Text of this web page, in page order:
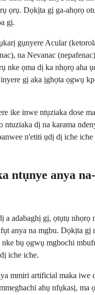
ọrụ. Dọkịta gị ga-ahọrọ
gị.
gụnyere Acular
na Nevanac
nke ọma dị ka nhọrọ aha
gị aka ịghọta ọgwụ
ike inwe ntụziaka dose
ntuziaka dị na karama
n'etiti ụdị dị iche
ntụnye anya
a adabaghị gị, ọtụtụ nhọrọ
anya na mgbu. Dọkịta gị
nke bụ ọgwụ mgbochi
iche iche.
mmiri artificial maka iwe
ahụ nfụkasị, ma